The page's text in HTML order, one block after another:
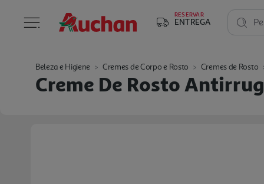
RESERVAR
ENTREGA
Beleza e Higiene Cremes de Corpo e Rosto Cremes de Rosto
Creme De Rosto